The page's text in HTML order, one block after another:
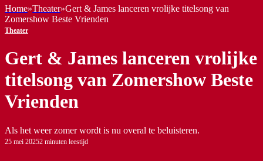
Home»Theater»Gert & James lanceren vrolijke titelsong van
Zomershow Beste Vrienden
Theater
Gert & James lanceren vrolijke
titelsong van Zomershow Beste
Vrienden
Als het weer zomer wordt is nu overal te beluisteren.
25 mei 20252 minuten leestijd